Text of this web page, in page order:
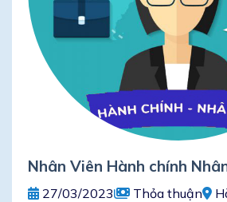
Nhân Viên Hành chính
27/03/2023 Thỏa thuận